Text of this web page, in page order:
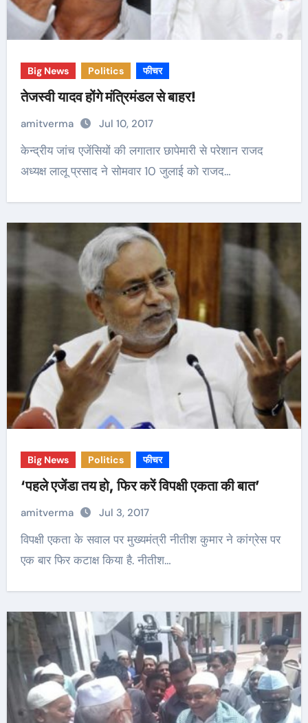
Big News Politics फीचर
तेजस्वी यादव होंगे मंत्रिमंडल से बाहर!
amitverma Jul 10, 2017
केन्द्रीय जांच एजेंसियों की लगातार छापेमारी से परेशान राजद
अध्यक्ष लालू प्रसाद ने सोमवार 10 जुलाई को राजद…
Big News Politics फीचर
‘पहले एजेंडा तय हो, फिर करें विपक्षी एकता की बात’
amitverma Jul 3, 2017
विपक्षी एकता के सवाल पर मुख्यमंत्री नीतीश कुमार ने कांग्रेस पर
एक बार फिर कटाक्ष किया है. नीतीश…